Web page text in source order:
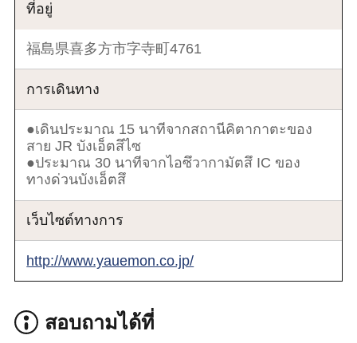
ที่อยู่
福島県喜多方市字寺町4761
การเดินทาง
●เดินประมาณ 15 นาทีจากสถานีคิตากาตะของ
สาย JR บังเอ็ตสึไซ
●ประมาณ 30 นาทีจากไอซึวากามัตสึ IC ของ
ทางด่วนบังเอ็ตสึ
เว็บไซต์ทางการ
http://www.yauemon.co.jp/
สอบถามได้ที่